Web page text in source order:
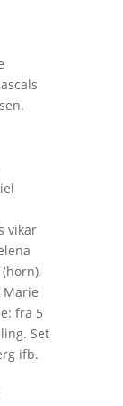
vikar
Marie
fra 5
Set
ifb.